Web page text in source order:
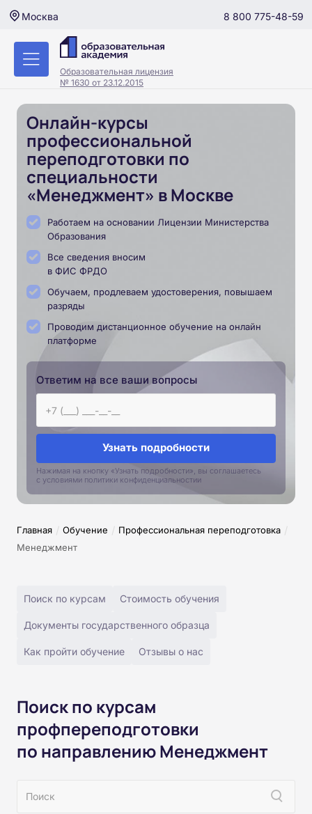
Москва 8 800 775-48-59
Образовательная лицензия
№ 1630 от 23.12.2015
Онлайн-курсы
профессиональной
переподготовки по
специальности
«Менеджмент» в Москве
Работаем на основании Лицензии Министерства
Образования
Все сведения вносим
в ФИС ФРДО
Обучаем, продлеваем удостоверения, повышаем
разряды
Проводим дистанционное обучение на онлайн
платформе
Ответим на все ваши вопросы
Узнать подробности
Нажимая на кнопку «Узнать подробности», вы соглашаетесь
с условиями политики конфиденциальностии
Главная / Обучение / Профессиональная переподготовка /
Менеджмент
Поиск по курсам Стоимость обучения
Документы государственного образца
Как пройти обучение Отзывы о нас
Поиск по курсам
профпереподготовки
по направлению Менеджмент